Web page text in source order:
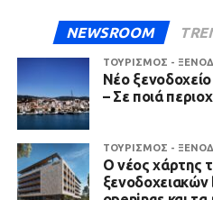
NEWSROOM
ΤΟΥΡΙΣΜΟΣ -
Νέο
– Σε ποιά
ΤΟΥΡΙΣΜΟΣ -
Ο νέος χάρτης